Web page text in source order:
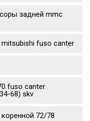
задней mmc
fuso canter
fuso canter
68) skv
72/78